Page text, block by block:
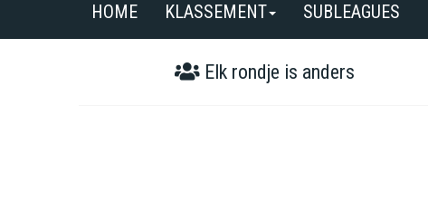
HOME KLASSEMENT SUBLEAGUES
Elk rondje is anders